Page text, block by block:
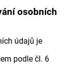
osobních
údajů je
podle čl. 6